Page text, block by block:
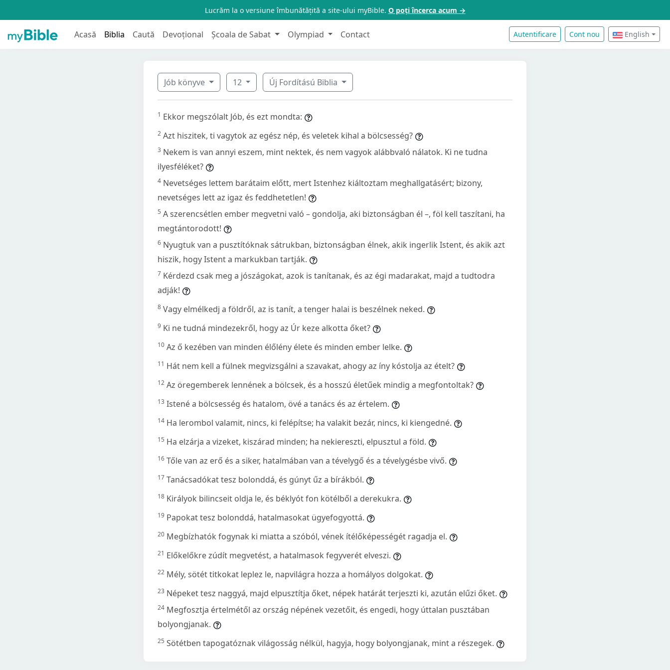
Lucrăm la o versiune îmbunătățită a site-ului myBible. O poți încerca acum →
Acasă Biblia Caută Devoțional Școala de Sabat Olympiad Contact Autentificare Cont nou English
Jób könyve 12 Új Fordítású Biblia
1 Ekkor megszólalt Jób, és ezt mondta:
2 Azt hiszitek, ti vagytok az egész nép, és veletek kihal a bölcsesség?
3 Nekem is van annyi eszem, mint nektek, és nem vagyok alábbvaló nálatok. Ki ne tudna
ilyesféléket?
4 Nevetséges lettem barátaim előtt, mert Istenhez kiáltoztam meghallgatásért; bizony,
nevetséges lett az igaz és feddhetetlen!
5 A szerencsétlen ember megvetni való – gondolja, aki biztonságban él –, föl kell taszítani, ha
megtántorodott!
6 Nyugtuk van a pusztítóknak sátrukban, biztonságban élnek, akik ingerlik Istent, és akik azt
hiszik, hogy Istent a markukban tartják.
7 Kérdezd csak meg a jószágokat, azok is tanítanak, és az égi madarakat, majd a tudtodra
adják!
8 Vagy elmélkedj a földről, az is tanít, a tenger halai is beszélnek neked.
9 Ki ne tudná mindezekről, hogy az Úr keze alkotta őket?
10 Az ő kezében van minden élőlény élete és minden ember lelke.
11 Hát nem kell a fülnek megvizsgálni a szavakat, ahogy az íny kóstolja az ételt?
12 Az öregemberek lennének a bölcsek, és a hosszú életűek mindig a megfontoltak?
13 Istené a bölcsesség és hatalom, övé a tanács és az értelem.
14 Ha lerombol valamit, nincs, ki felépítse; ha valakit bezár, nincs, ki kiengedné.
15 Ha elzárja a vizeket, kiszárad minden; ha nekiereszti, elpusztul a föld.
16 Tőle van az erő és a siker, hatalmában van a tévelygő és a tévelygésbe vivő.
17 Tanácsadókat tesz bolonddá, és gúnyt űz a bírákból.
18 Királyok bilincseit oldja le, és béklyót fon kötélből a derekukra.
19 Papokat tesz bolonddá, hatalmasokat ügyefogyottá.
20 Megbízhatók fogynak ki miatta a szóból, vének ítélőképességét ragadja el.
21 Előkelőkre zúdít megvetést, a hatalmasok fegyverét elveszi.
22 Mély, sötét titkokat leplez le, napvilágra hozza a homályos dolgokat.
23 Népeket tesz naggyá, majd elpusztítja őket, népek határát terjeszti ki, azután elűzi őket.
24 Megfosztja értelmétől az ország népének vezetőit, és engedi, hogy úttalan pusztában
bolyongjanak.
25 Sötétben tapogatóznak világosság nélkül, hagyja, hogy bolyongjanak, mint a részegek.